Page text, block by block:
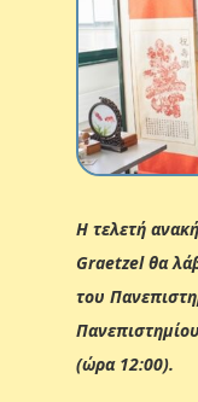
Η τελετή
Graetzel θα
του
(ώρα 12:00).